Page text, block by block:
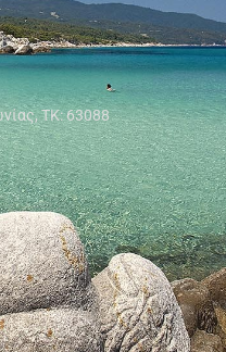
ΤΚ: 63088